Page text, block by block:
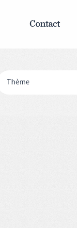
Contact
Thème